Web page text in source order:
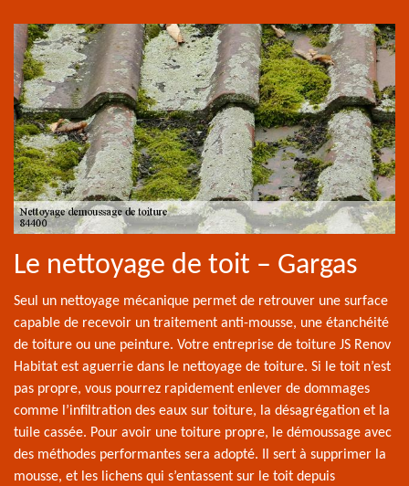
Le nettoyage de toit – Gargas
Seul un nettoyage mécanique permet de retrouver une surface
capable de recevoir un traitement anti-mousse, une étanchéité
de toiture ou une peinture. Votre entreprise de toiture JS Renov
Habitat est aguerrie dans le nettoyage de toiture. Si le toit n’est
pas propre, vous pourrez rapidement enlever de dommages
comme l’infiltration des eaux sur toiture, la désagrégation et la
tuile cassée. Pour avoir une toiture propre, le démoussage avec
des méthodes performantes sera adopté. Il sert à supprimer la
mousse, et les lichens qui s’entassent sur le toit depuis